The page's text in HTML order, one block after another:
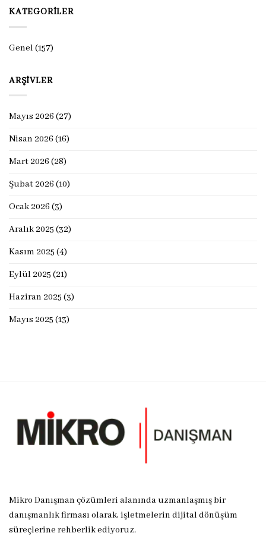
KATEGORILER
Genel(157)
ARŞIVLER
Mayıs 2026 (27)
Nisan 2026 (16)
Mart 2026 (28)
Şubat 2026 (10)
Ocak 2026 (3)
Aralık 2025 (32)
Kasım 2025 (4)
Eylül 2025 (21)
Haziran 2025 (3)
Mayıs 2025 (13)
Mikro Danışman çözümleri alanında uzmanlaşmış bir
danışmanlık firması olarak, işletmelerin dijital dönüşüm
süreçlerine rehberlik ediyoruz.